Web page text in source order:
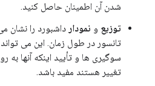
شدن آن اطمینان حاصل کنید.
توزیع و نمودار داشبورد را نشان
تانسور در طول زمان. این می
سوگیری ها و تأیید اینکه آنها به
تغییر هستند مفید باشد.